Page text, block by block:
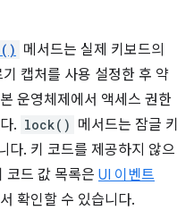
메서드는 실제 키보드의
캡처를 사용 설정한 후 약
운영체제에서 액세스 권한
. lock() 메서드는 잠글 키
다. 키 코드를 제공하지 않으
코드 값 목록은 UI 이벤트
확인할 수 있습니다.